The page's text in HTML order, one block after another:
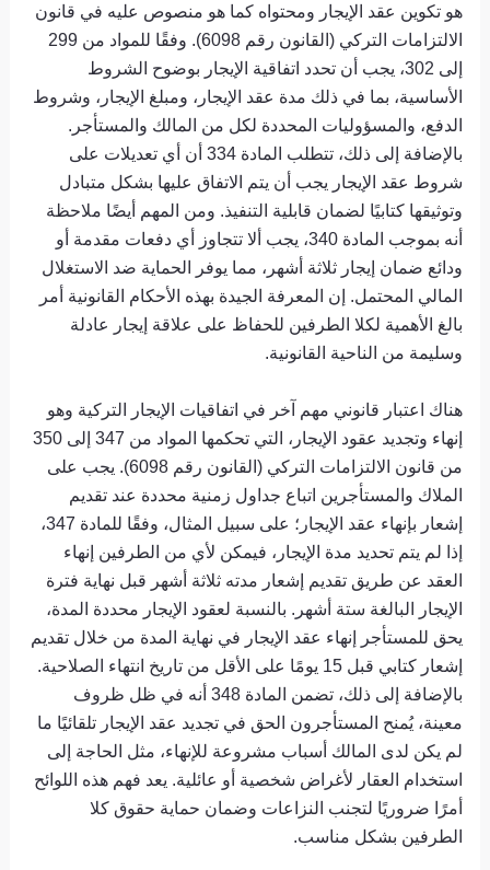
هو تكوين عقد الإيجار ومحتواه كما هو منصوص عليه في قانون
الالتزامات التركي (القانون رقم 6098). وفقًا للمواد من 299
إلى 302، يجب أن تحدد اتفاقية الإيجار بوضوح الشروط
الأساسية، بما في ذلك مدة عقد الإيجار، ومبلغ الإيجار، وشروط
الدفع، والمسؤوليات المحددة لكل من المالك والمستأجر.
بالإضافة إلى ذلك، تتطلب المادة 334 أن أي تعديلات على
شروط عقد الإيجار يجب أن يتم الاتفاق عليها بشكل متبادل
وتوثيقها كتابيًا لضمان قابلية التنفيذ. ومن المهم أيضًا ملاحظة
أنه بموجب المادة 340، يجب ألا تتجاوز أي دفعات مقدمة أو
ودائع ضمان إيجار ثلاثة أشهر، مما يوفر الحماية ضد الاستغلال
المالي المحتمل. إن المعرفة الجيدة بهذه الأحكام القانونية أمر
بالغ الأهمية لكلا الطرفين للحفاظ على علاقة إيجار عادلة
وسليمة من الناحية القانونية.
هناك اعتبار قانوني مهم آخر في اتفاقيات الإيجار التركية وهو
إنهاء وتجديد عقود الإيجار، التي تحكمها المواد من 347 إلى 350
من قانون الالتزامات التركي (القانون رقم 6098). يجب على
الملاك والمستأجرين اتباع جداول زمنية محددة عند تقديم
إشعار بإنهاء عقد الإيجار؛ على سبيل المثال، وفقًا للمادة 347،
إذا لم يتم تحديد مدة الإيجار، فيمكن لأي من الطرفين إنهاء
العقد عن طريق تقديم إشعار مدته ثلاثة أشهر قبل نهاية فترة
الإيجار البالغة ستة أشهر. بالنسبة لعقود الإيجار محددة المدة،
يحق للمستأجر إنهاء عقد الإيجار في نهاية المدة من خلال تقديم
إشعار كتابي قبل 15 يومًا على الأقل من تاريخ انتهاء الصلاحية.
بالإضافة إلى ذلك، تضمن المادة 348 أنه في ظل ظروف
معينة، يُمنح المستأجرون الحق في تجديد عقد الإيجار تلقائيًا ما
لم يكن لدى المالك أسباب مشروعة للإنهاء، مثل الحاجة إلى
استخدام العقار لأغراض شخصية أو عائلية. يعد فهم هذه اللوائح
أمرًا ضروريًا لتجنب النزاعات وضمان حماية حقوق كلا
الطرفين بشكل مناسب.